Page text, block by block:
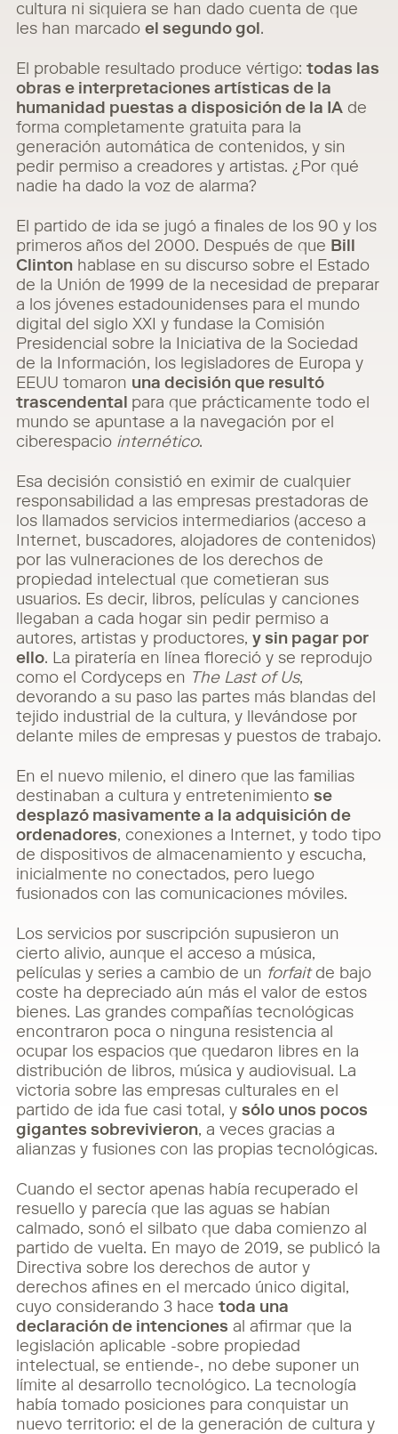
cultura ni siquiera se han dado cuenta de que
les han marcadoel segundo gol.
El probable resultado produce vértigo:todas las
obras e interpretaciones artísticas de la
humanidad puestas a disposición de la IA de
forma completamente gratuita para la
generación automática de contenidos, y sin
pedir permiso a creadores y artistas. ¿Por qué
nadie ha dado la voz de alarma?
El partido de ida se jugó a finales de los 90 y los
primeros años del 2000. Después de que Bill
Clinton hablase en su discurso sobre el Estado
de la Unión de 1999 de la necesidad de preparar
a los jóvenes estadounidenses para el mundo
digital del siglo XXI y fundase la Comisión
Presidencial sobre la Iniciativa de la Sociedad
de la Información, los legisladores de Europa y
EEUU tomaron una decisión que resultó
trascendental para que prácticamente todo el
mundo se apuntase a la navegación por el
ciberespacio internético.
Esa decisión consistió en eximir de cualquier
responsabilidad a las empresas prestadoras de
los llamados servicios intermediarios (acceso a
Internet, buscadores, alojadores de contenidos)
por las vulneraciones de los derechos de
propiedad intelectual que cometieran sus
usuarios. Es decir, libros, películas y canciones
llegaban a cada hogar sin pedir permiso a
autores, artistas y productores,y sin pagar por
ello. La piratería en línea floreció y se reprodujo
como el Cordyceps en The Last of Us,
devorando a su paso las partes más blandas del
tejido industrial de la cultura, y llevándose por
delante miles de empresas y puestos de trabajo.
En el nuevo milenio, el dinero que las familias
destinaban a cultura y entretenimientose
desplazó masivamente a la adquisición de
ordenadores, conexiones a Internet, y todo tipo
de dispositivos de almacenamiento y escucha,
inicialmente no conectados, pero luego
fusionados con las comunicaciones móviles.
Los servicios por suscripción supusieron un
cierto alivio, aunque el acceso a música,
películas y series a cambio de un forfaitde bajo
coste ha depreciado aún más el valor de estos
bienes. Las grandes compañías tecnológicas
encontraron poca o ninguna resistencia al
ocupar los espacios que quedaron libres en la
distribución de libros, música y audiovisual. La
victoria sobre las empresas culturales en el
partido de ida fue casi total, ysólo unos pocos
gigantes sobrevivieron, a veces gracias a
alianzas y fusiones con las propias tecnológicas.
Cuando el sector apenas había recuperado el
resuello y parecía que las aguas se habían
calmado, sonó el silbato que daba comienzo al
partido de vuelta. En mayo de 2019, se publicó la
Directiva sobre los derechos de autor y
derechos afines en el mercado único digital,
cuyo considerando 3 hacetoda una
declaración de intenciones al afirmar que la
legislación aplicable -sobre propiedad
intelectual, se entiende-, no debe suponer un
límite al desarrollo tecnológico. La tecnología
había tomado posiciones para conquistar un
nuevo territorio: el de la generación de cultura y